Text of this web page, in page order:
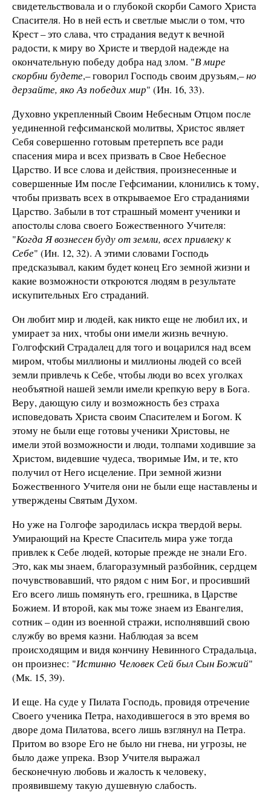
свидетельствовала и о глубокой скорби Самого Христа
Спасителя. Но в ней есть и светлые мысли о том, что
Крест – это слава, что страдания ведут к вечной
радости, к миру во Христе и твердой надежде на
окончательную победу добра над злом. "В мире
скорбни будете,– говорил Господь своим друзьям,–но
дерзайте, яко Аз победих мир" (Ин. 16, 33).
Духовно укрепленный Своим Небесным Отцом после
уединенной гефсиманской молитвы, Христос являет
Себя совершенно готовым претерпеть все ради
спасения мира и всех призвать в Свое Небесное
Царство. И все слова и действия, произнесенные и
совершенные Им после Гефсимании, клонились к тому,
чтобы призвать всех в открываемое Его страданиями
Царство. Забыли в тот страшный момент ученики и
апостолы слова своего Божественного Учителя:
"Когда Я вознесен буду от земли, всех привлеку к
Себе" (Ин. 12, 32). А этими словами Господь
предсказывал, каким будет конец Его земной жизни и
какие возможности откроются людям в результате
искупительных Его страданий.
Он любит мир и людей, как никто еще не любил их, и
умирает за них, чтобы они имели жизнь вечную.
Голгофский Страдалец для того и воцарился над всем
миром, чтобы миллионы и миллионы людей со всей
земли привлечь к Себе, чтобы люди во всех уголках
необъятной нашей земли имели крепкую веру в Бога.
Веру, дающую силу и возможность без страха
исповедовать Христа своим Спасителем и Богом. К
этому не были еще готовы ученики Христовы, не
имели этой возможности и люди, толпами ходившие за
Христом, видевшие чудеса, творимые Им, и те, кто
получил от Него исцеление. При земной жизни
Божественного Учителя они не были еще наставлены и
утверждены Святым Духом.
Но уже на Голгофе зародилась искра твердой веры.
Умирающий на Кресте Спаситель мира уже тогда
привлек к Себе людей, которые прежде не знали Его.
Это, как мы знаем, благоразумный разбойник, сердцем
почувствовавший, что рядом с ним Бог, и просивший
Его всего лишь помянуть его, грешника, в Царстве
Божием. И второй, как мы тоже знаем из Евангелия,
сотник – один из военной стражи, исполнявший свою
службу во время казни. Наблюдая за всем
происходящим и видя кончину Невинного Страдальца,
он произнес: "Истинно Человек Сей был Сын Божий"
(Мк. 15, 39).
И еще. На суде у Пилата Господь, провидя отречение
Своего ученика Петра, находившегося в это время во
дворе дома Пилатова, всего лишь взглянул на Петра.
Притом во взоре Его не было ни гнева, ни угрозы, не
было даже упрека. Взор Учителя выражал
бесконечную любовь и жалость к человеку,
проявившему такую душевную слабость.